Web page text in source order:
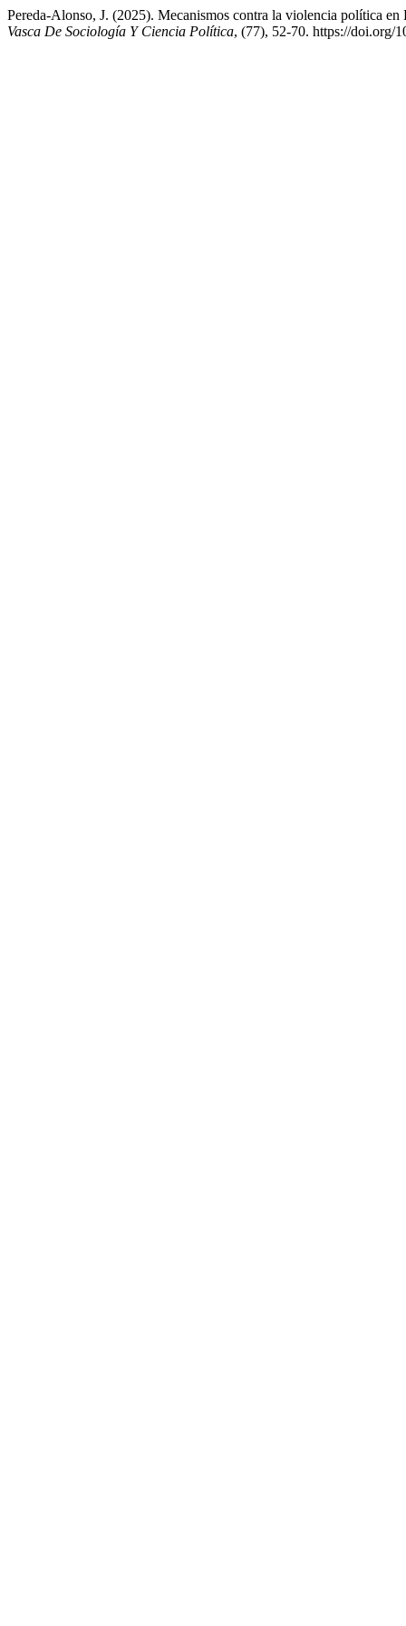
Pereda-Alonso, J. (2025). Mecanismos contra la violencia política
Vasca De Sociología Y Ciencia Política, (77), 52-70. https://doi.org/